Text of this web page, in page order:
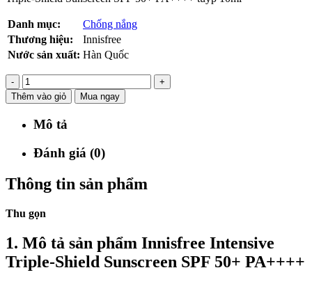
Danh mục:
Chống nắng
Thương hiệu:
Innisfree
Nước sản xuất: Hàn Quốc
-
+
Thêm vào giỏ
Mua ngay
Mô tả
Đánh giá (0)
Thông tin sản phẩm
Thu gọn
1. Mô tả sản phẩm Innisfree Intensive
Triple-Shield Sunscreen SPF 50+ PA++++